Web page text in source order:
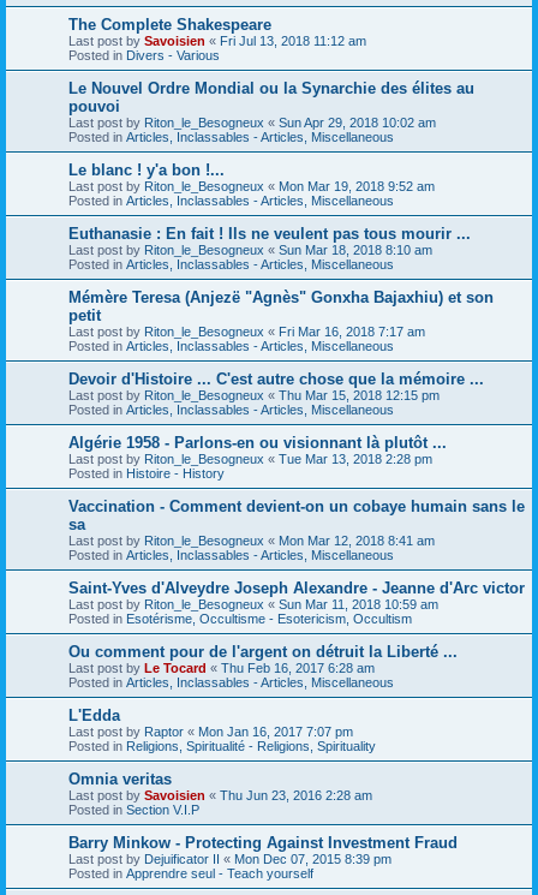
The Complete Shakespeare
Last post by Savoisien « Fri Jul 13, 2018 11:12 am
Posted in Divers - Various
Le Nouvel Ordre Mondial ou la Synarchie des élites au
pouvoi
Last post by Riton_le_Besogneux « Sun Apr 29, 2018 10:02 am
Posted in Articles, Inclassables - Articles, Miscellaneous
Le blanc ! y'a bon !...
Last post by Riton_le_Besogneux « Mon Mar 19, 2018 9:52 am
Posted in Articles, Inclassables - Articles, Miscellaneous
Euthanasie : En fait ! Ils ne veulent pas tous mourir ...
Last post by Riton_le_Besogneux « Sun Mar 18, 2018 8:10 am
Posted in Articles, Inclassables - Articles, Miscellaneous
Mémère Teresa (Anjezë "Agnès" Gonxha Bajaxhiu) et son
petit
Last post by Riton_le_Besogneux « Fri Mar 16, 2018 7:17 am
Posted in Articles, Inclassables - Articles, Miscellaneous
Devoir d'Histoire ... C'est autre chose que la mémoire ...
Last post by Riton_le_Besogneux « Thu Mar 15, 2018 12:15 pm
Posted in Articles, Inclassables - Articles, Miscellaneous
Algérie 1958 - Parlons-en ou visionnant là plutôt ...
Last post by Riton_le_Besogneux « Tue Mar 13, 2018 2:28 pm
Posted in Histoire - History
Vaccination - Comment devient-on un cobaye humain sans le
sa
Last post by Riton_le_Besogneux « Mon Mar 12, 2018 8:41 am
Posted in Articles, Inclassables - Articles, Miscellaneous
Saint-Yves d'Alveydre Joseph Alexandre - Jeanne d'Arc victor
Last post by Riton_le_Besogneux « Sun Mar 11, 2018 10:59 am
Posted in Esotérisme, Occultisme - Esotericism, Occultism
Ou comment pour de l'argent on détruit la Liberté ...
Last post by Le Tocard « Thu Feb 16, 2017 6:28 am
Posted in Articles, Inclassables - Articles, Miscellaneous
L'Edda
Last post by Raptor « Mon Jan 16, 2017 7:07 pm
Posted in Religions, Spiritualité - Religions, Spirituality
Omnia veritas
Last post by Savoisien « Thu Jun 23, 2016 2:28 am
Posted in Section V.I.P
Barry Minkow - Protecting Against Investment Fraud
Last post by Dejuificator II « Mon Dec 07, 2015 8:39 pm
Posted in Apprendre seul - Teach yourself